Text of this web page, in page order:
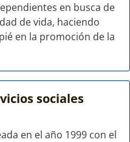
en busca de
de vida, haciendo
en la promoción de la
sociales
en el año 1999 con el